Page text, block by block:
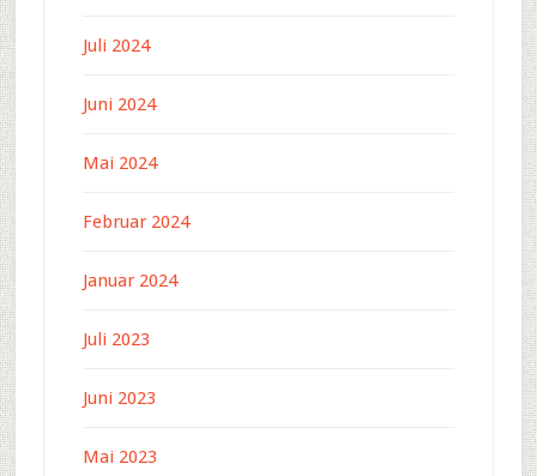
Juli 2024
Juni 2024
Mai 2024
Februar 2024
Januar 2024
Juli 2023
Juni 2023
Mai 2023